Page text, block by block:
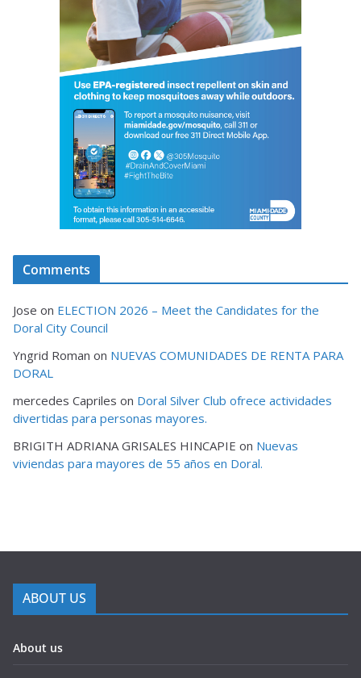
Comments
Jose on ELECTION 2026 – Meet the Candidates for the
Doral City Council
Yngrid Roman on NUEVAS COMUNIDADES DE RENTA PARA
DORAL
mercedes Capriles on Doral Silver Club ofrece actividades
divertidas para personas mayores.
BRIGITH ADRIANA GRISALES HINCAPIE on Nuevas
viviendas para mayores de 55 años en Doral.
ABOUT US
About us